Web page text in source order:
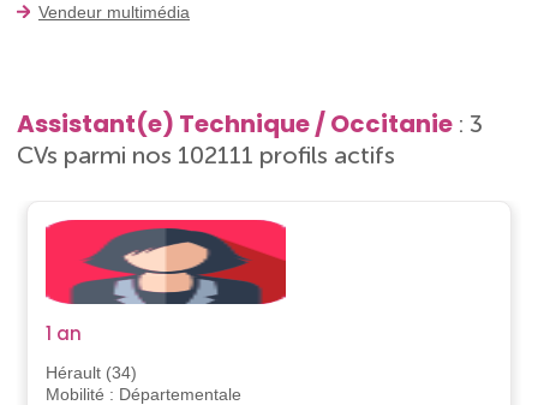
Vendeur multimédia
Assistant(e) Technique / Occitanie : 3
CVs parmi nos 102111 profils actifs
1 an
Hérault (34)
Mobilité : Départementale